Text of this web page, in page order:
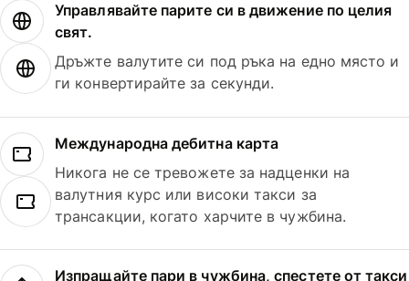
Управлявайте парите си в движение по целия
свят.
Дръжте валутите си под ръка на едно място и
ги конвертирайте за секунди.
Международна дебитна карта
Никога не се тревожете за надценки на
валутния курс или високи такси за
трансакции, когато харчите в чужбина.
Изпращайте пари в чужбина, спестете от такси